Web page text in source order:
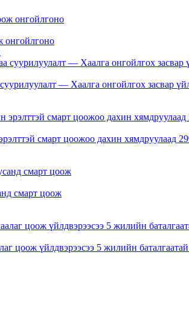
онгойлгоно
— Хаалга онгойлгох засвар
смарт цоожоо дахин хямдруулаад
смарт цоож
цоож үйлдвэрээсээ 5 жилийн